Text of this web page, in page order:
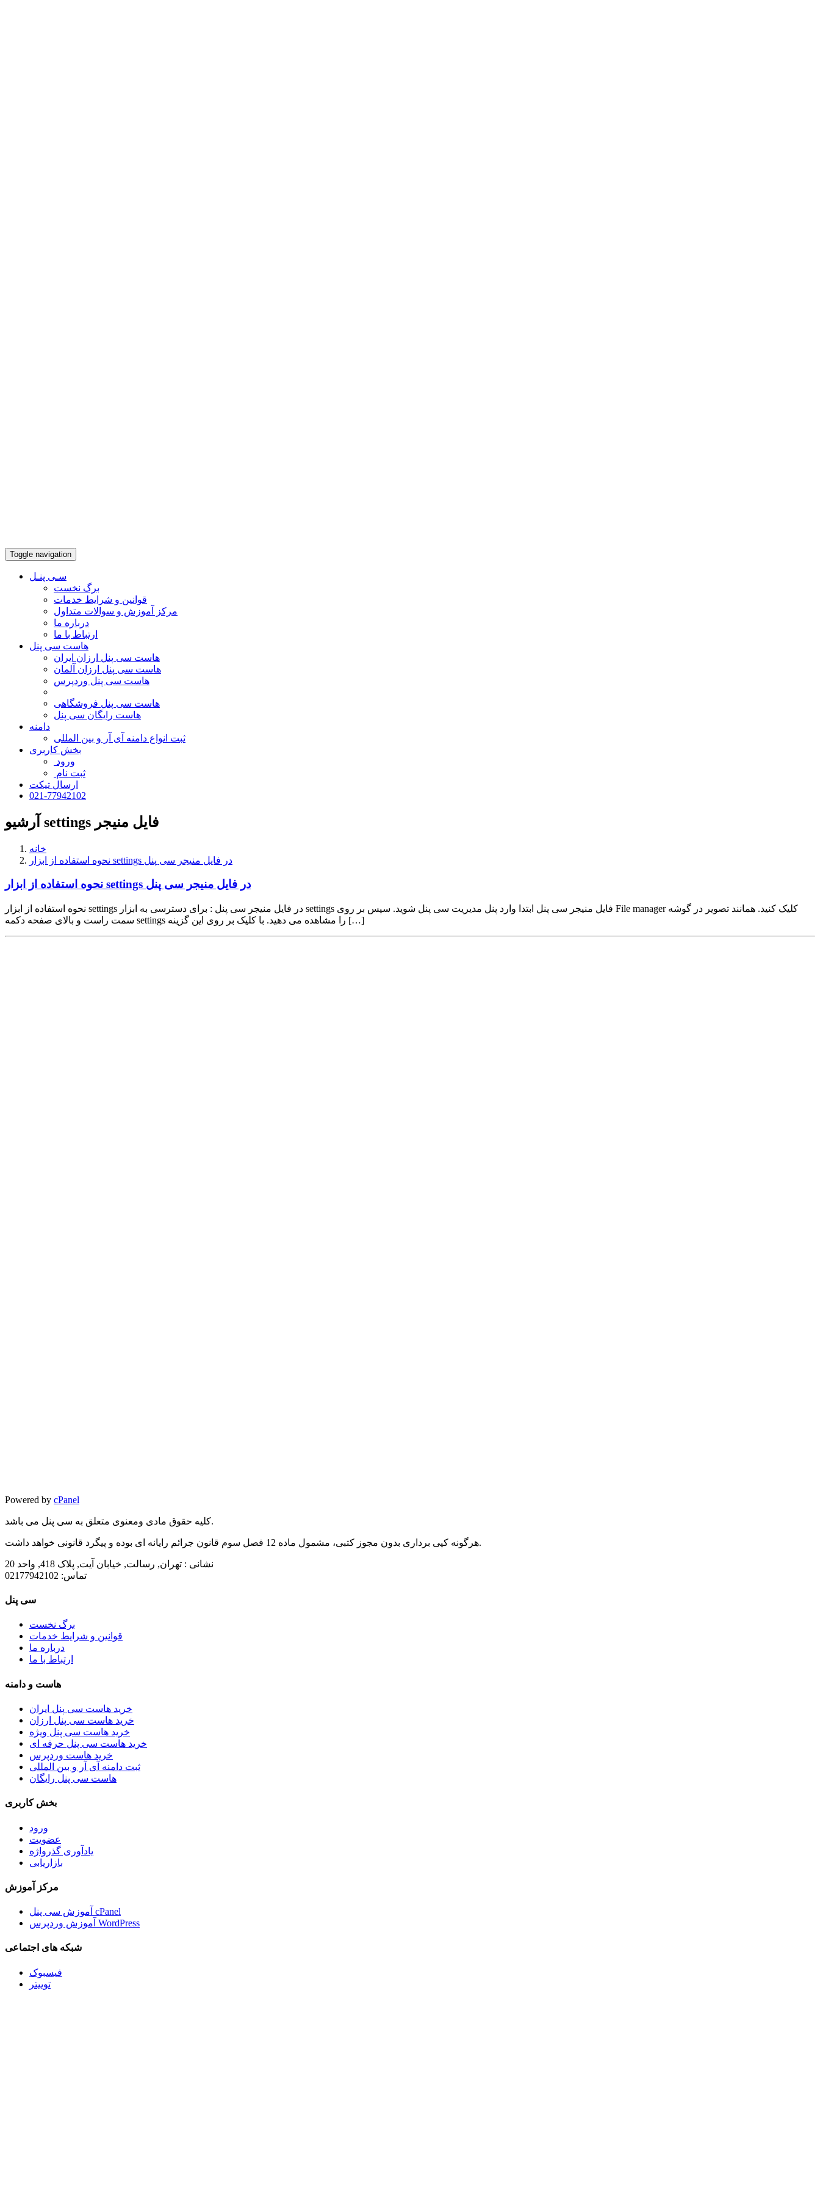
Toggle navigation
سـی پنـل
برگ نخست
قوانین و شرایط خدمات
مرکز آموزش و سوالات متداول
درباره ما
ارتباط با ما
هاست سی پنل
هاست سی پنل ارزان ایران
هاست سی پنل ارزان آلمان
هاست سی پنل وردپرس
هاست سی پنل فروشگاهی
هاست رایگان سی پنل
دامنه
ثبت انواع دامنه آی آر و بین المللی
بخش کاربری
ورود
ثبت نام
ارسال تیکت
021-77942102
آرشیو settings فایل منیجر
خانه
نحوه استفاده از ابزار settings در فایل منیجر سی پنل
نحوه استفاده از ابزار settings در فایل منیجر سی پنل
نحوه استفاده از ابزار settings در فایل منیجر سی پنل : برای دسترسی به ابزار settings فایل منیجر سی پنل ابتدا وارد پنل مدیریت سی پنل شوید. سپس بر روی File manager کلیک کنید. همانند تصویر در گوشه
سمت راست و بالای صفحه دکمه settings را مشاهده می دهید. با کلیک بر روی این گزینه […]
Powered by cPanel
کلیه حقوق مادی ومعنوی متعلق به سی پنل می باشد.
هرگونه کپی برداری بدون مجوز کتبی، مشمول ماده 12 فصل سوم قانون جرائم رایانه ای بوده و پیگرد قانونی خواهد داشت.
نشانی : تهران, رسالت, خیابان آیت, پلاک 418, واحد 20
تماس:
سی پنل
برگ نخست
قوانین و شرایط خدمات
درباره ما
ارتباط با ما
هاست و دامنه
خرید هاست سی پنل ایران
خرید هاست سی پنل ارزان
خرید هاست سی پنل ویژه
خرید هاست سی پنل حرفه ای
خرید هاست وردپرس
ثبت دامنه آی آر و بین المللی
هاست سی پنل رایگان
بخش کاربری
ورود
عضویت
یادآوری گذرواژه
بازاریابی
مرکز آموزش
آموزش سی پنل cPanel
آموزش وردپرس WordPress
شبکه های اجتماعی
فیسبوک
توییتر